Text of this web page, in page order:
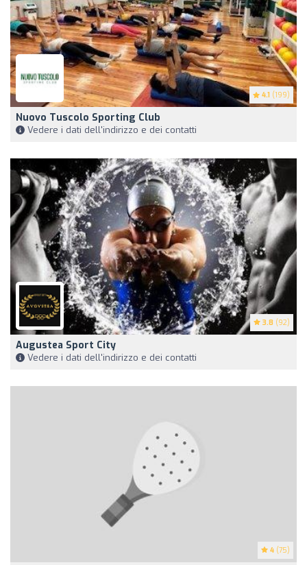
4.1 (199)
Nuovo Tuscolo Sporting Club
Vedere i dati dell'indirizzo e dei contatti
3.8 (92)
Augustea Sport City
Vedere i dati dell'indirizzo e dei contatti
4 (75)